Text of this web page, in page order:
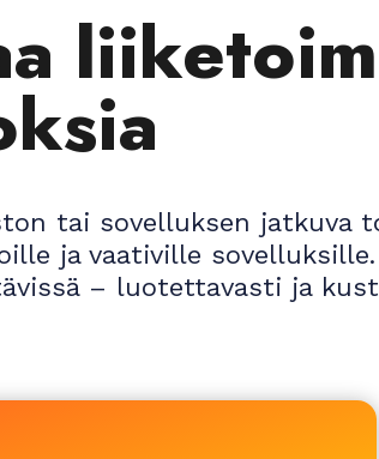
tai sovelluksen jatkuva
ja vaativille
– luotettavasti ja